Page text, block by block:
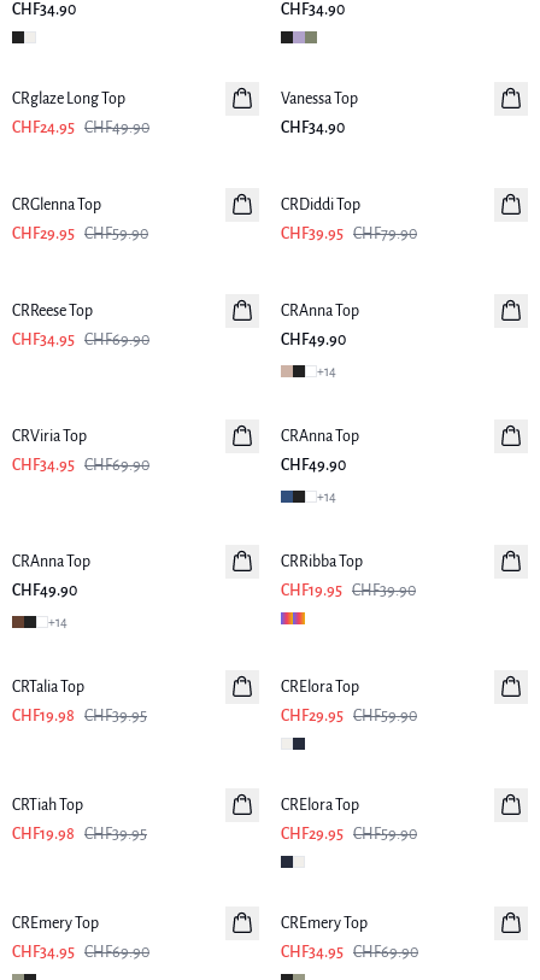
CHF34.90
CHF34.90
-50%
CRglaze Long Top
CHF24.95 CHF49.90
Vanessa Top
CHF34.90
CRGlenna Top
CHF29.95 CHF59.90
CRDiddi Top
CHF39.95 CHF79.90
CRReese Top
CHF34.95 CHF69.90
CRAnna Top
CHF49.90
+14
CRViria Top
CHF34.95 CHF69.90
CRAnna Top
CHF49.90
+14
CRAnna Top
CHF49.90
+14
CRRibba Top
CHF19.95 CHF39.90
CRTalia Top
CHF19.98
CHF39.95
CRElora Top
CHF29.95 CHF59.90
CRTiah Top
CHF19.98
CHF39.95
-50%
CRElora Top
CHF29.95 CHF59.90
CREmery Top
CHF34.95 CHF69.90
-50%
CREmery Top
CHF34.95 CHF69.90